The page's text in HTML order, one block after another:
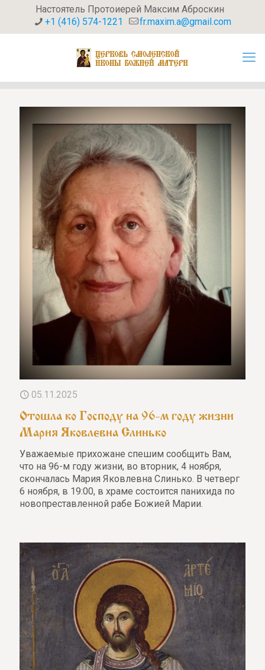
Настоятель Протоиерей Максим Аброскин
+1 (416) 574-1221
fr.maxim.a@gmail.com
05.11.2025
Отошла ко Господу на 96-м году жизни
Мария Яковлевна Слинько
Уважаемые прихожане спешим сообщить Вам,
что на 96-м году жизни, во вторник, 4 ноября,
скончалась Мария Яковлевна Слинько. В четверг
6 ноября, в 19:00, в храме состоится панихида по
новопреставленной рабе Божией Марии.